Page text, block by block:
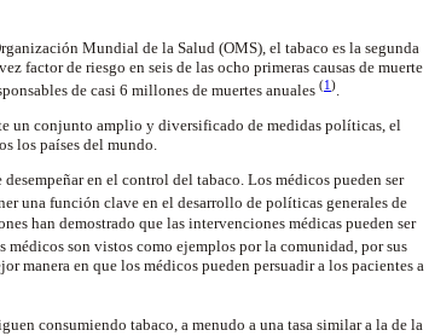
Mundial de la Salud (OMS), el tabaco es la segunda
factor de riesgo en seis de las ocho primeras causas de muerte
de casi 6 millones de muertes anuales (1).
un conjunto amplio y diversificado de medidas políticas, el
los países del mundo.
en el control del tabaco. Los médicos pueden ser
una función clave en el desarrollo de políticas generales de
han demostrado que las intervenciones médicas pueden ser
médicos son vistos como ejemplos por la comunidad, por sus
manera en que los médicos pueden persuadir a los pacientes a
consumiendo tabaco, a menudo a una tasa similar a la de la